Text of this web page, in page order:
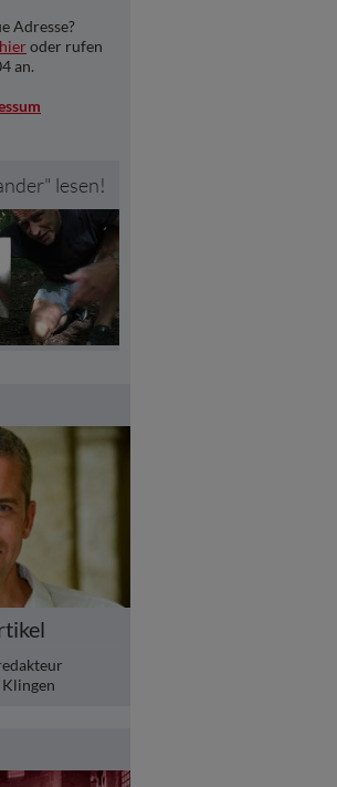
Adresse?
hier oder rufen
an.
lesen!